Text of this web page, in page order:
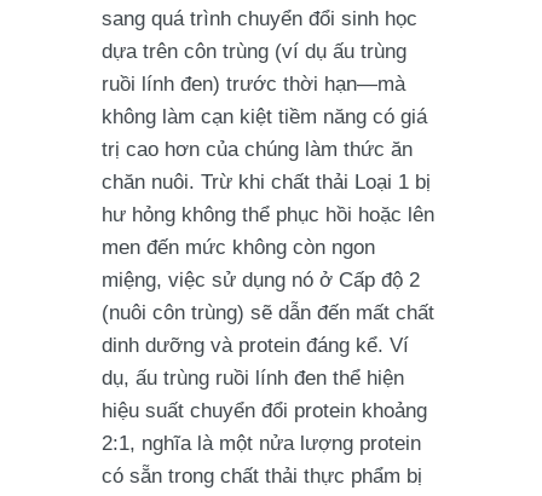
sang quá trình chuyển đổi sinh học
dựa trên côn trùng (ví dụ ấu trùng
ruồi lính đen) trước thời hạn—mà
không làm cạn kiệt tiềm năng có giá
trị cao hơn của chúng làm thức ăn
chăn nuôi. Trừ khi chất thải Loại 1 bị
hư hỏng không thể phục hồi hoặc lên
men đến mức không còn ngon
miệng, việc sử dụng nó ở Cấp độ 2
(nuôi côn trùng) sẽ dẫn đến mất chất
dinh dưỡng và protein đáng kể. Ví
dụ, ấu trùng ruồi lính đen thể hiện
hiệu suất chuyển đổi protein khoảng
2:1, nghĩa là một nửa lượng protein
có sẵn trong chất thải thực phẩm bị